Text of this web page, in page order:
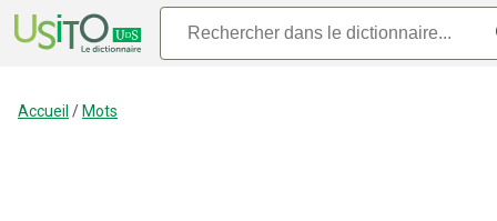
Accueil / Mots